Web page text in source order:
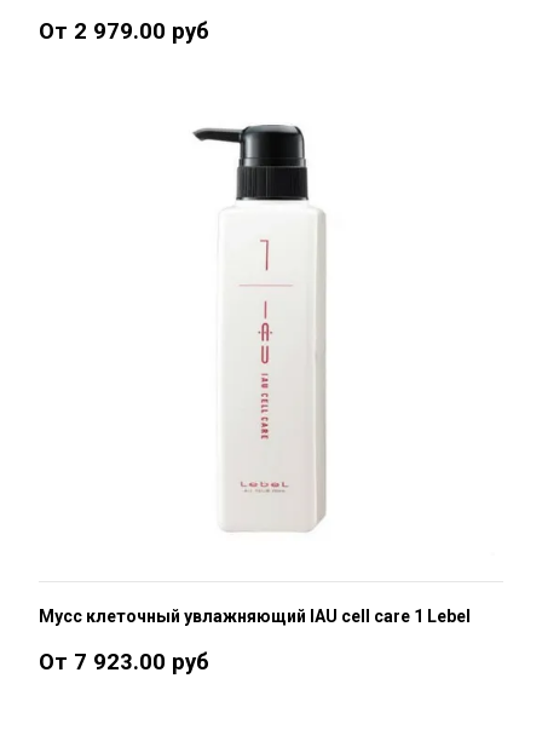
От 2 979.00 руб
Мусс клеточный увлажняющий IAU cell care 1 Lebel
От 7 923.00 руб